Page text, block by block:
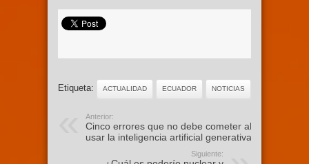
Etiqueta: ACTUALIDAD ECUADOR NOTICIAS
Anterior:
Cinco errores que no debe cometer al
usar la inteligencia artificial generativa
Siguiente: